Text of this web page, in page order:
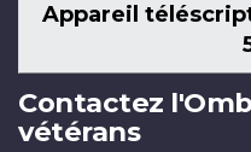
Appareil
Contactez
vétérans